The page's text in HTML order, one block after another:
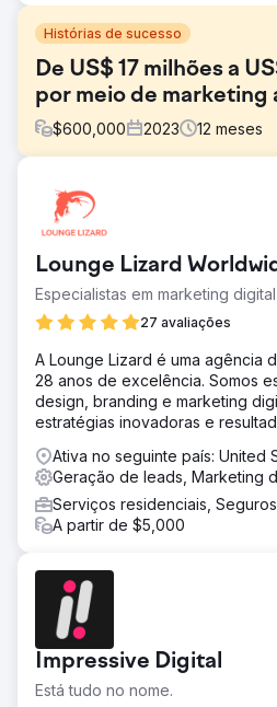
Histórias de sucesso
De US$ 17 milhões a
por meio de marketing
$600,000 2023 12 meses
Uma empresa com uma oferta
lutando para escalar suas
fechamento de vendas e uma
abaixo do ideal. A empresa
estratégia de marketing,
leads e otimizar a jornada do
crescimento da receita e
desafio era aumentar as
fechamento e criar uma
satisfatória e coesa
Solução
Executamos uma revisão
marketing digital da empresa,
SEM e SEO, um redesenho
engajamento do usuário e uma
vendas melhorando o
aprimorando as estratégias de
treinando a equipe de vendas.
experiência do cliente por meio
detalhado da jornada e
feedback contínuo para abordar
preocupações
Lounge Lizard
Especialistas em marketing
27 avaliações
A Lounge Lizard é uma agência
28 anos de excelência. Somos
design, branding e marketing
estratégias inovadoras e
Ativa no seguinte país: United
Geração de leads, Marketing
Serviços residenciais, Seguros
A partir de $5,000
Impressive Digital
Está tudo no nome.